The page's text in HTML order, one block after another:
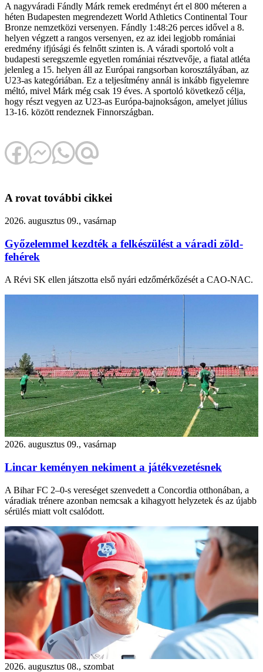
A nagyváradi Fándly Márk remek eredményt ért el 800 méteren a
héten Budapesten megrendezett World Athletics Continental Tour
Bronze nemzetközi versenyen. Fándly 1:48:26 perces idővel a 8.
helyen végzett a rangos versenyen, ez az idei legjobb romániai
eredmény ifjúsági és felnőtt szinten is. A váradi sportoló volt a
budapesti seregszemle egyetlen romániai résztvevője, a fiatal atléta
jelenleg a 15. helyen áll az Európai rangsorban korosztályában, az
U23-as kategóriában. Ez a teljesítmény annál is inkább figyelemre
méltó, mivel Márk még csak 19 éves. A sportoló következő célja,
hogy részt vegyen az U23-as Európa-bajnokságon, amelyet július
13-16. között rendeznek Finnországban.
A rovat további cikkei
2026. augusztus 09., vasárnap
Győzelemmel kezdték a felkészülést a váradi zöld-
fehérek
A Révi SK ellen játszotta első nyári edzőmérkőzését a CAO-NAC.
2026. augusztus 09., vasárnap
Lincar keményen nekiment a játékvezetésnek
A Bihar FC 2–0-s vereséget szenvedett a Concordia otthonában, a
váradiak trénere azonban nemcsak a kihagyott helyzetek és az újabb
sérülés miatt volt csalódott.
2026. augusztus 08., szombat